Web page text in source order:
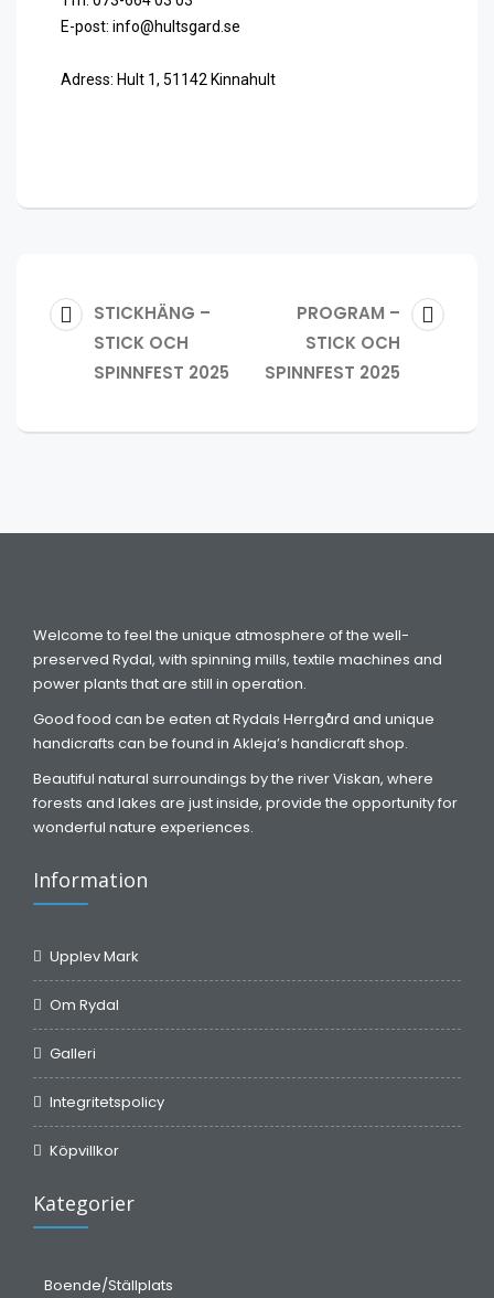
E-post: info@hultsgard.se
Adress: Hult 1, 51142 Kinnahult
STICKHÄNG –
STICK OCH
SPINNFEST 2025
PROGRAM –
STICK OCH
SPINNFEST 2025
Welcome to feel the unique atmosphere of the well-
preserved Rydal, with spinning mills, textile machines and
power plants that are still in operation.
Good food can be eaten at Rydals Herrgård and unique
handicrafts can be found in Akleja’s handicraft shop.
Beautiful natural surroundings by the river Viskan, where
forests and lakes are just inside, provide the opportunity for
wonderful nature experiences.
Information
Upplev Mark
Om Rydal
Galleri
Integritetspolicy
Köpvillkor
Kategorier
Boende/Ställplats